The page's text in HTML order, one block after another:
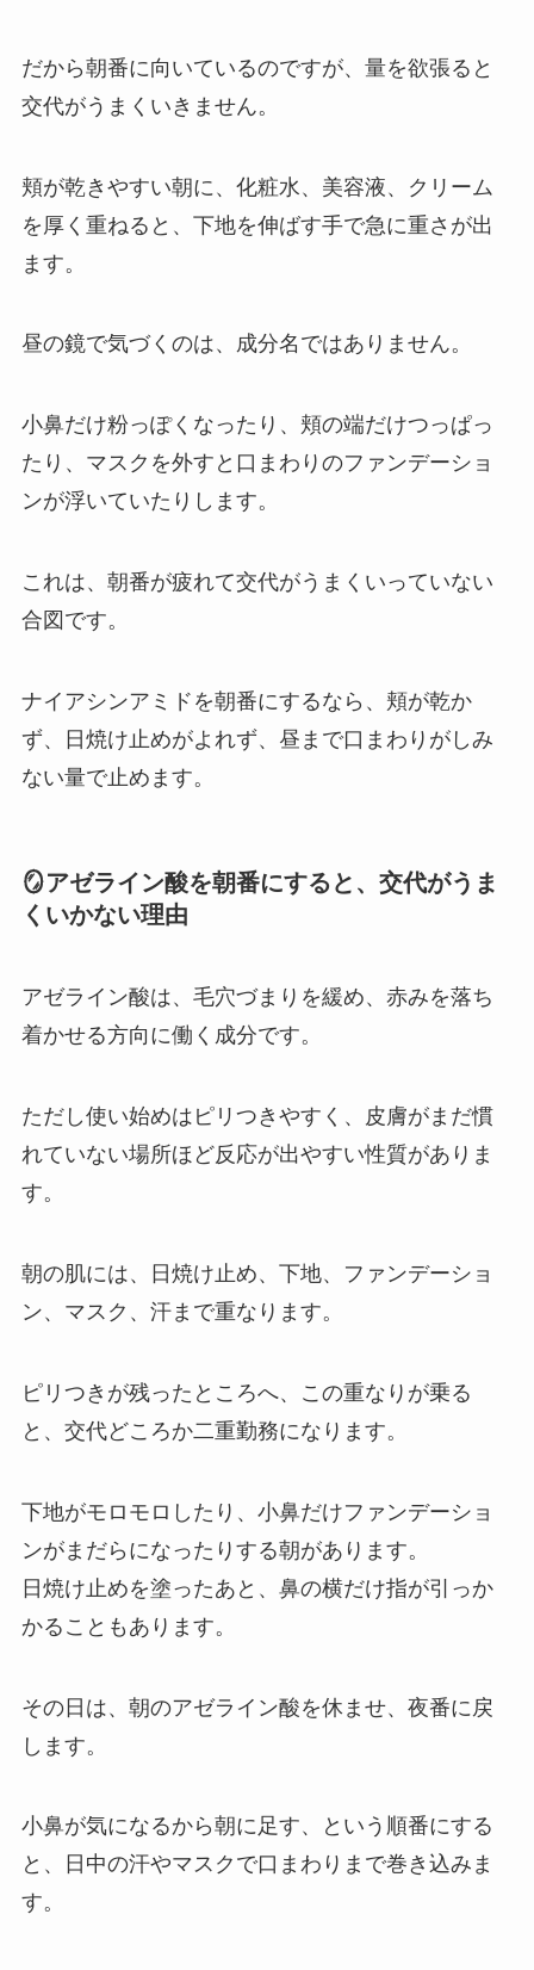
だから朝番に向いているのですが、量を欲張ると
交代がうまくいきません。
頬が乾きやすい朝に、化粧水、美容液、クリーム
を厚く重ねると、下地を伸ばす手で急に重さが出
ます。
昼の鏡で気づくのは、成分名ではありません。
小鼻だけ粉っぽくなったり、頬の端だけつっぱっ
たり、マスクを外すと口まわりのファンデーショ
ンが浮いていたりします。
これは、朝番が疲れて交代がうまくいっていない
合図です。
ナイアシンアミドを朝番にするなら、頬が乾か
ず、日焼け止めがよれず、昼まで口まわりがしみ
ない量で止めます。
🪞アゼライン酸を朝番にすると、交代がうま
くいかない理由
アゼライン酸は、毛穴づまりを緩め、赤みを落ち
着かせる方向に働く成分です。
ただし使い始めはピリつきやすく、皮膚がまだ慣
れていない場所ほど反応が出やすい性質がありま
す。
朝の肌には、日焼け止め、下地、ファンデーショ
ン、マスク、汗まで重なります。
ピリつきが残ったところへ、この重なりが乗る
と、交代どころか二重勤務になります。
下地がモロモロしたり、小鼻だけファンデーショ
ンがまだらになったりする朝があります。
日焼け止めを塗ったあと、鼻の横だけ指が引っか
かることもあります。
その日は、朝のアゼライン酸を休ませ、夜番に戻
します。
小鼻が気になるから朝に足す、という順番にする
と、日中の汗やマスクで口まわりまで巻き込みま
す。